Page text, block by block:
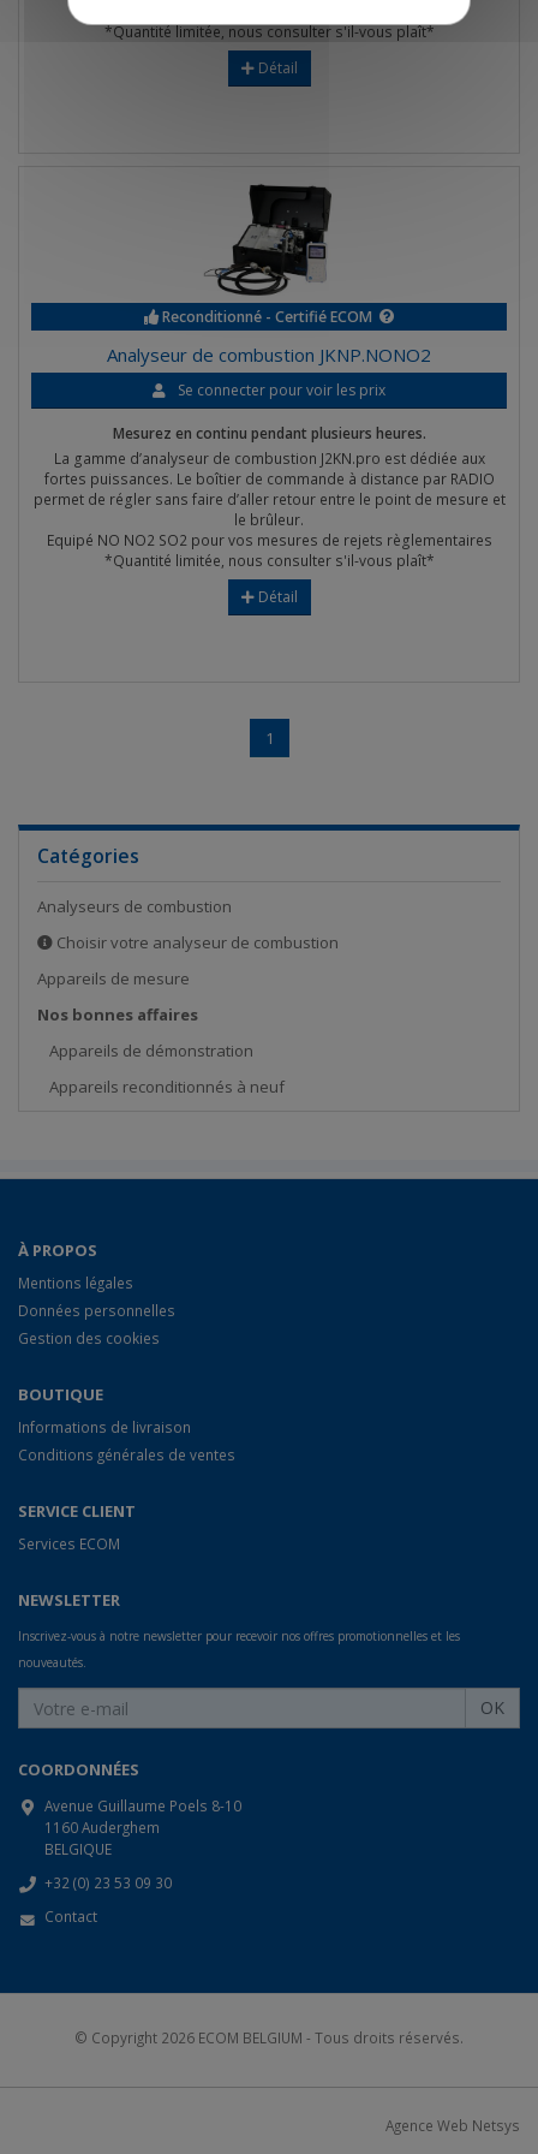
*Quantité limitée, nous consulter s'il-vous plaît*
Détail
Reconditionné - Certifié ECOM
Analyseur de combustion JKNP.NONO2
Se connecter pour voir les prix
Mesurez en continu pendant plusieurs heures.
La gamme d’analyseur de combustion J2KN.pro est dédiée aux
fortes puissances. Le boîtier de commande à distance par RADIO
permet de régler sans faire d’aller retour entre le point de mesure et
le brûleur.
Equipé NO NO2 SO2 pour vos mesures de rejets règlementaires
*Quantité limitée, nous consulter s'il-vous plaît*
Détail
1
Catégories
Analyseurs de combustion
Choisir votre analyseur de combustion
Appareils de mesure
Nos bonnes affaires
Appareils de démonstration
Appareils reconditionnés à neuf
À PROPOS
Mentions légales
Données personnelles
Gestion des cookies
BOUTIQUE
Informations de livraison
Conditions générales de ventes
SERVICE CLIENT
Services ECOM
NEWSLETTER
Inscrivez-vous à notre newsletter pour recevoir nos offres promotionnelles et les
nouveautés.
OK
COORDONNÉES
Avenue Guillaume Poels 8-10
1160 Auderghem
BELGIQUE
+32 (0) 23 53 09 30
Contact
© Copyright 2026 ECOM BELGIUM - Tous droits réservés.
Agence Web Netsys